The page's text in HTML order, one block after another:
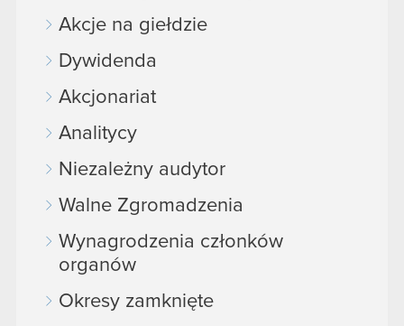
Akcje na giełdzie
Dywidenda
Akcjonariat
Analitycy
Niezależny audytor
Walne Zgromadzenia
Wynagrodzenia członków
organów
Okresy zamknięte